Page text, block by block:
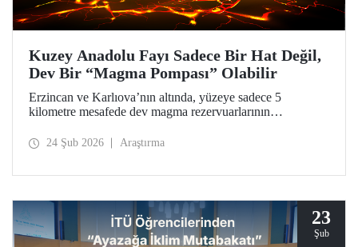
Kuzey Anadolu Fayı Sadece Bir Hat Değil,
Dev Bir “Magma Pompası” Olabilir
Erzincan ve Karlıova’nın altında, yüzeye sadece 5
kilometre mesafede dev magma rezervuarlarının
ezber bozucu bulgularıyla doğal afetlerden kaynaklanan
24 Şub 2026 Araştırma
23
Şub